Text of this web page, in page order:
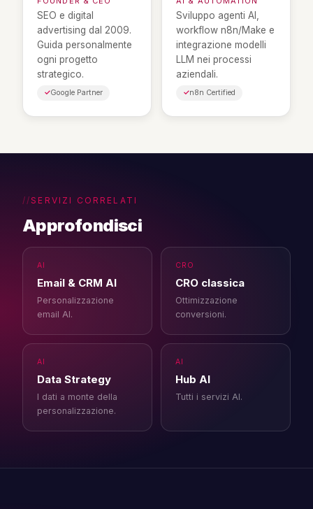
SEO e digital
advertising dal 2009.
Guida personalmente
ogni progetto
strategico.
Google Partner
Sviluppo agenti AI,
workflow n8n/Make e
integrazione modelli
LLM nei processi
aziendali.
n8n Certified
SERVIZI CORRELATI
Approfondisci
AI
Email & CRM AI
Personalizzazione
email AI.
CRO
CRO classica
Ottimizzazione
conversioni.
AI
Data Strategy
I dati a monte della
personalizzazione.
AI
Hub AI
Tutti i servizi AI.